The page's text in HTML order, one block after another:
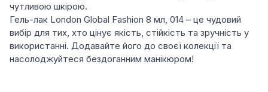
чутливою шкірою.
Гель-лак London Global Fashion 8 мл, 014 – це чудовий
вибір для тих, хто цінує якість, стійкість та зручність у
використанні. Додавайте його до своєї колекції та
насолоджуйтеся бездоганним манікюром!